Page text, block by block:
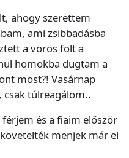
ahogy szerettem
ami zsibbadásba
a vörös folt a
homokba dugtam a
most?! Vasárnap
csak túlreagálom..
és a fiaim először
menjek már el